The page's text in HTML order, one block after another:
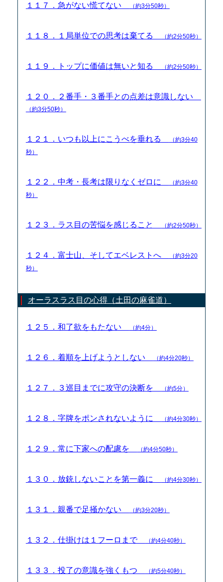
１１７．急がない慌てない （約3分50秒）
１１８．１局単位での思考は棄てる （約2分50秒）
１１９．トップに価値は無いと知る （約2分50秒）
１２０．２番手・３番手との点差は意識しない
（約3分50秒）
１２１．いつも以上にこうべを垂れる
（約3分40
秒）
１２２．中考・長考は限りなくゼロに
（約3分40
秒）
１２３．ラス目の苦悩を感じること （約2分50秒）
１２４．富士山、そしてエベレストへ
（約3分20
秒）
オーラスラス目の心得（土田の麻雀道）
１２５．和了欲をもたない （約4分）
１２６．着順を上げようとしない （約4分20秒）
１２７．３巡目までに攻守の決断を （約5分）
１２８．字牌をポンされないように （約4分30秒）
１２９．常に下家への配慮を （約4分50秒）
１３０．放銃しないことを第一義に （約4分30秒）
１３１．親番で足掻かない （約3分20秒）
１３２．仕掛けは１フーロまで （約4分40秒）
１３３．投了の意識を強くもつ （約5分40秒）